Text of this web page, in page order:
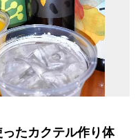
たカクテル作り体